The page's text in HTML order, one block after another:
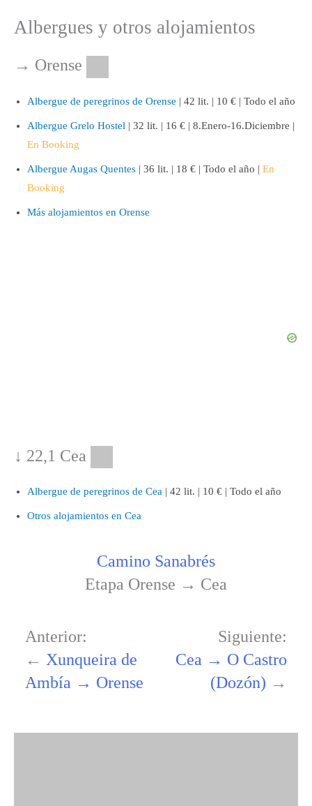
Albergues y otros alojamientos
→ Orense
Albergue de peregrinos de Orense | 42 lit. | 10 € | Todo el año
Albergue Grelo Hostel | 32 lit. | 16 € | 8.Enero-16.Diciembre |
En Booking
Albergue Augas Quentes | 36 lit. | 18 € | Todo el año |En
Booking
Más alojamientos en Orense
↓ 22,1 Cea
Albergue de peregrinos de Cea | 42 lit. | 10 € | Todo el año
Otros alojamientos en Cea
Camino Sanabrés
Etapa Orense → Cea
Anterior:
← Xunqueira de
Ambía → Orense
Siguiente:
Cea → O Castro
(Dozón) →